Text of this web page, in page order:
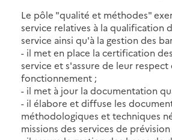
Le pôle "qualité et méthodes"
service relatives à la qualification
service ainsi qu'à la gestion des
- il met en place la certification
service et s'assure de leur
fonctionnement ;
- il met à jour la documentation
- il élabore et diffuse les
méthodologiques et techniques
missions des services de